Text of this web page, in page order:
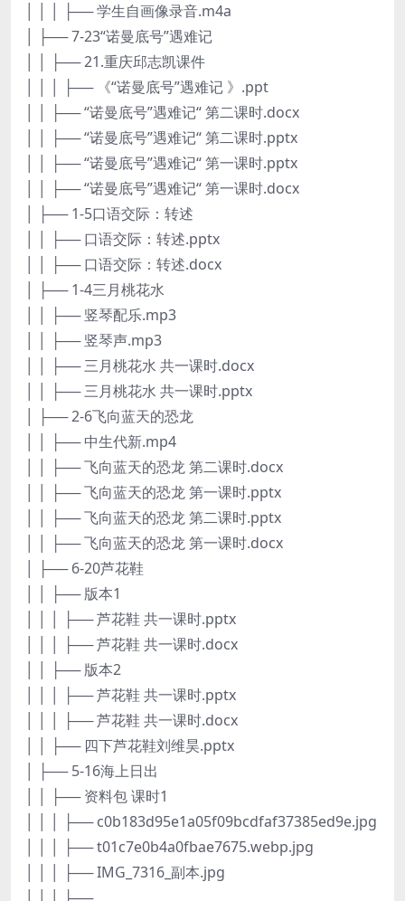
│ │ │ ├── 学生自画像录音.m4a
│ ├── 7-23“诺曼底号”遇难记
│ │ ├── 21.重庆邱志凯课件
│ │ │ ├── 《“诺曼底号”遇难记 》.ppt
│ │ ├── “诺曼底号”遇难记“ 第二课时.docx
│ │ ├── “诺曼底号”遇难记“ 第二课时.pptx
│ │ ├── “诺曼底号”遇难记“ 第一课时.pptx
│ │ ├── “诺曼底号”遇难记“ 第一课时.docx
│ ├── 1-5口语交际：转述
│ │ ├── 口语交际：转述.pptx
│ │ ├── 口语交际：转述.docx
│ ├── 1-4三月桃花水
│ │ ├── 竖琴配乐.mp3
│ │ ├── 竖琴声.mp3
│ │ ├── 三月桃花水 共一课时.docx
│ │ ├── 三月桃花水 共一课时.pptx
│ ├── 2-6飞向蓝天的恐龙
│ │ ├── 中生代新.mp4
│ │ ├── 飞向蓝天的恐龙 第二课时.docx
│ │ ├── 飞向蓝天的恐龙 第一课时.pptx
│ │ ├── 飞向蓝天的恐龙 第二课时.pptx
│ │ ├── 飞向蓝天的恐龙 第一课时.docx
│ ├── 6-20芦花鞋
│ │ ├── 版本1
│ │ │ ├── 芦花鞋 共一课时.pptx
│ │ │ ├── 芦花鞋 共一课时.docx
│ │ ├── 版本2
│ │ │ ├── 芦花鞋 共一课时.pptx
│ │ │ ├── 芦花鞋 共一课时.docx
│ │ ├── 四下芦花鞋刘维昊.pptx
│ ├── 5-16海上日出
│ │ ├── 资料包 课时1
│ │ │ ├── c0b183d95e1a05f09bcdfaf37385ed9e.jpg
│ │ │ ├── t01c7e0b4a0fbae7675.webp.jpg
│ │ │ ├── IMG_7316_副本.jpg